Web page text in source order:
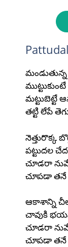
మట్టుబెట్టే
తట్టి లేపే
నెత్తురొక్క
పట్టుదల
చూడరా
చూపడా తనే
ఆకాశాన్ని
చావుకి
చూడరా
చూపడా తనే